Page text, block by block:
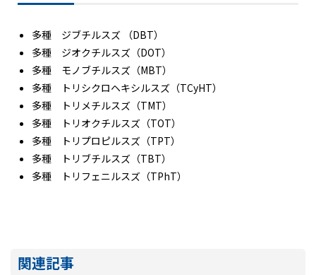
多種 ジブチルスズ （DBT）
多種 ジオクチルスズ（DOT）
多種 モノブチルスズ（MBT）
多種 トリシクロヘキシルスズ（TCyHT）
多種 トリメチルスズ（TMT）
多種 トリオクチルスズ（TOT）
多種 トリプロピルスズ（TPT）
多種 トリブチルスズ（TBT）
多種 トリフェニルスズ（TPhT）
関連記事